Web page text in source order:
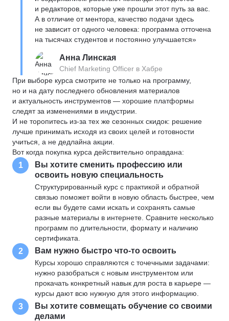
и редакторов, которые уже прошли этот путь за вас.
А в отличие от ментора, качество подачи здесь
не зависит от одного человека: программа отточена
на тысячах студентов и постоянно улучшается»
Анна Линская
Chief Marketing Officer в Хабре
При выборе курса смотрите не только на программу,
но и на дату последнего обновления материалов
и актуальность инструментов — хорошие платформы
следят за изменениями в индустрии.
И не торопитесь из-за тех же сезонных скидок: решение
лучше принимать исходя из своих целей и готовности
учиться, а не дедлайна акции.
Вот когда покупка курса действительно оправдана:
1
Вы хотите сменить профессию или
освоить новую специальность
Структурированный курс с практикой и обратной
связью поможет войти в новую область быстрее, чем
если вы будете сами искать и сохранять самые
разные материалы в интернете. Сравните несколько
программ по длительности, формату и наличию
сертификата.
2 Вам нужно быстро что-то освоить
Курсы хорошо справляются с точечными задачами:
нужно разобраться с новым инструментом или
прокачать конкретный навык для роста в карьере —
курсы дают всю нужную для этого информацию.
3
Вы хотите совмещать обучение со своими
делами